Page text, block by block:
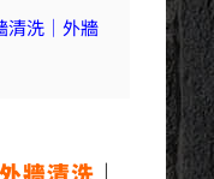
清洗｜外牆